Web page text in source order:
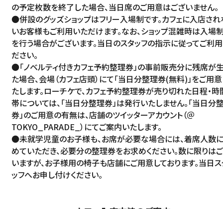
の予定枚数を終了した場合、当日席のご用意はございません。
●併設のグッズショップはフリー入場制です。カフェに入店さ
いお客様もご利用いただけます。なお、ショップ混雑時は入場
を行う場合がございます。当日のスタッフの指示に従ってご利用
ださい。
●「ノベルティ付きカフェ予約整理券」の事前販売分に残席が
た場合、会場（カフェ店頭）にて「当日分整理券(無料)」をご用
たします。ローチケで、カフェ予約整理券が売り切れた日程・時
帯については、「当日分整理券」は発行いたしません。「当日分
券」のご用意の有無は、店舗のツイッターアカウント（＠
TOKYO_PARADE_ ）にてご案内いたします。
●未就学児童のお子様も、お席が必要な場合には、着席人数
めていただき、必要分の整理券をお求めください。数に限りは
いますが、お子様用の椅子も店舗にご用意しております。当日
ッフへお申し付けください。